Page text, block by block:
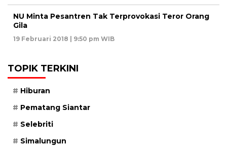
NU Minta Pesantren Tak Terprovokasi Teror Orang
Gila
19 Februari 2018 | 9:50 pm WIB
TOPIK TERKINI
Hiburan
Pematang Siantar
Selebriti
Simalungun